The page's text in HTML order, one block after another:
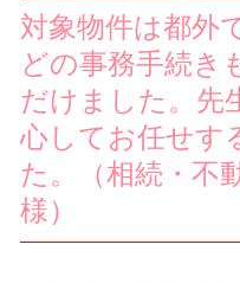
対象物件は都外
どの事務手続き
だけました。先
心してお任せす
た。（相続・不
様）